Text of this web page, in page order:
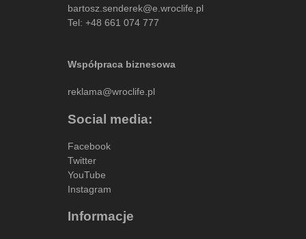
bartosz.senderek@e.wroclife.pl
Tel: +48 661 074 777
Współpraca biznesowa
reklama@wroclife.pl
Social media:
Facebook
Twitter
YouTube
Instagram
Informacje